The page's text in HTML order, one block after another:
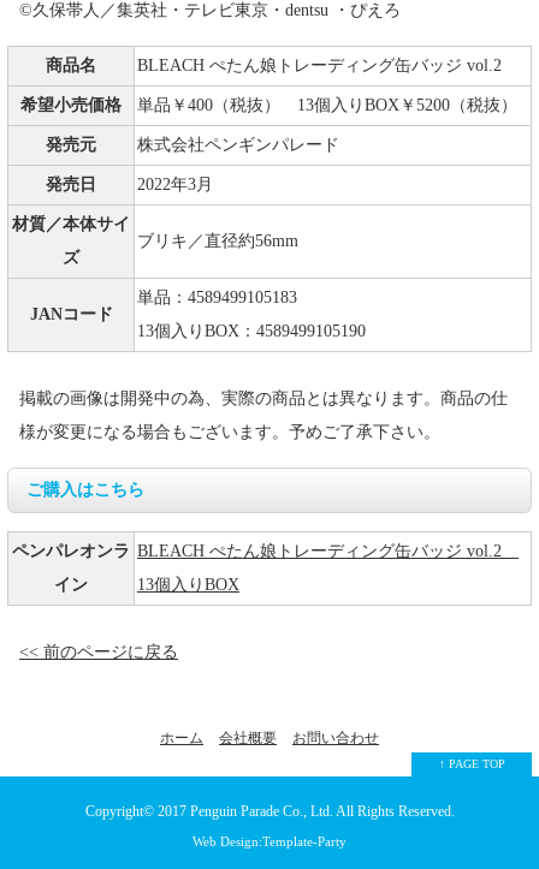
©久保帯人／集英社・テレビ東京・dentsu ・ぴえろ
商品名 BLEACH ぺたん娘トレーディング缶バッジ vol.2
希望小売価格 単品￥400（税抜） 13個入りBOX￥5200（税抜）
発売元 株式会社ペンギンパレード
発売日 2022年3月
材質／本体サイ
ズ
ブリキ／直径約56mm
JANコード
単品：4589499105183
13個入りBOX：4589499105190
掲載の画像は開発中の為、実際の商品とは異なります。商品の仕
様が変更になる場合もございます。予めご了承下さい。
ご購入はこちら
ペンパレオンラ
イン
BLEACH ぺたん娘トレーディング缶バッジ vol.2
13個入りBOX
<< 前のページに戻る
ホーム 会社概要 お問い合わせ
↑ PAGE TOP
Copyright© 2017 Penguin Parade Co., Ltd. All Rights Reserved.
Web Design:Template-Party